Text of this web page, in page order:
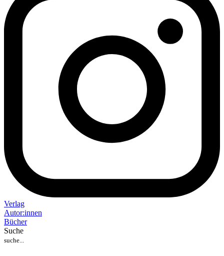
Verlag
Autor:innen
Bücher
Suche